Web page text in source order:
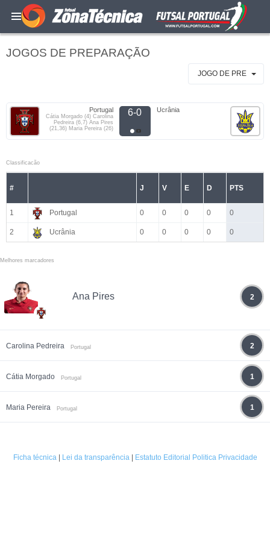
JOGOS DE PREPARAÇÃO
JOGO DE PRE
Portugal
Cátia Morgado (4) Carolina
Pedreira (6,7) Ana Pires
(21,36) Maria Pereira (26)
6-0 Ucrânia
Classificacão
# J V E D PTS
1 Portugal 0 0 0 0 0
2 Ucrânia 0 0 0 0 0
Melhores marcadores
Ana Pires 2
Carolina Pedreira Portugal 2
Cátia Morgado Portugal 1
Maria Pereira Portugal 1
Ficha técnica| Lei da transparência| Estatuto Editorial Politica Privacidade